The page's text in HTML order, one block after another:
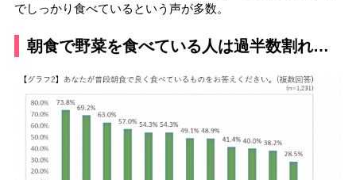
でしっかり食べているという声が多数。
朝食で野菜を食べている人は過半数割れ…